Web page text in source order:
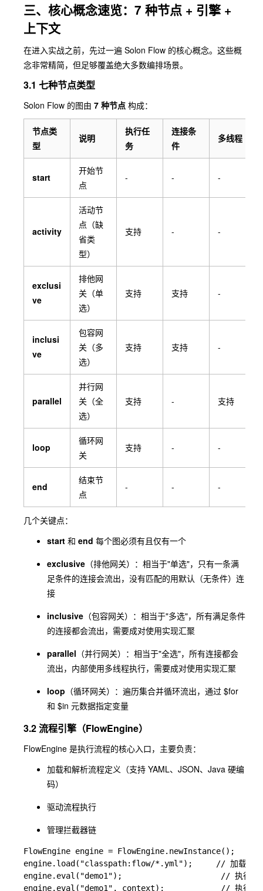
三、核心概念速览：7 种节点 + 引擎 +
上下文
在进入实战之前，先过一遍 Solon Flow 的核心概念。这些概
念非常精简，但足够覆盖绝大多数编排场景。
3.1 七种节点类型
Solon Flow 的图由 7 种节点 构成：
节点类
型
说明
执行任
务
连接条
件
多线程
start
开始节
点
- - -
activity
活动节
点（缺
省类
型）
支持 - -
exclusi
ve
排他网
关（单
选）
支持 支持 -
inclusi
ve
包容网
关（多
选）
支持 支持 -
parallel
并行网
关（全
选）
支持 - 支持
loop
循环网
关
支持 - -
end
结束节
点
- - -
几个关键点：
start 和 end 每个图必须有且仅有一个
exclusive （排他网关）：相当于"单选"，只有一条满
足条件的连接会流出，没有匹配的用默认（无条件）连
接
inclusive （包容网关）：相当于"多选"，所有满足条件
的连接都会流出，需要成对使用实现汇聚
parallel （并行网关）：相当于"全选"，所有连接都会
流出，内部使用多线程执行，需要成对使用实现汇聚
loop （循环网关）：遍历集合并循环流出，通过 $for
和 $in 元数据指定变量
3.2 流程引擎（FlowEngine）
FlowEngine 是执行流程的核心入口，主要负责：
加载和解析流程定义（支持 YAML、JSON、Java 硬编
码）
驱动流程执行
管理拦截器链
FlowEngine engine = FlowEngine.newInstance();
engine.load("classpath:flow/*.yml");     // 加载
engine.eval("demo1");                     // 执行（
engine.eval("demo1", context);            // 执行（带